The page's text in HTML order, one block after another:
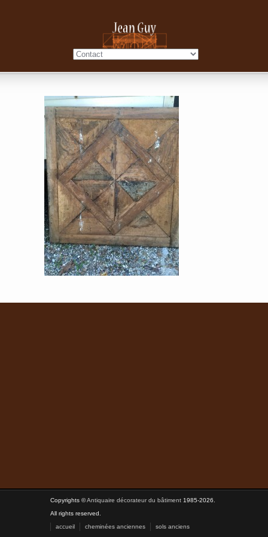
Copyrights ©Antiquaire décorateur du bâtiment 1985-2026.
All rights reserved.
accueil
cheminées anciennes
sols anciens